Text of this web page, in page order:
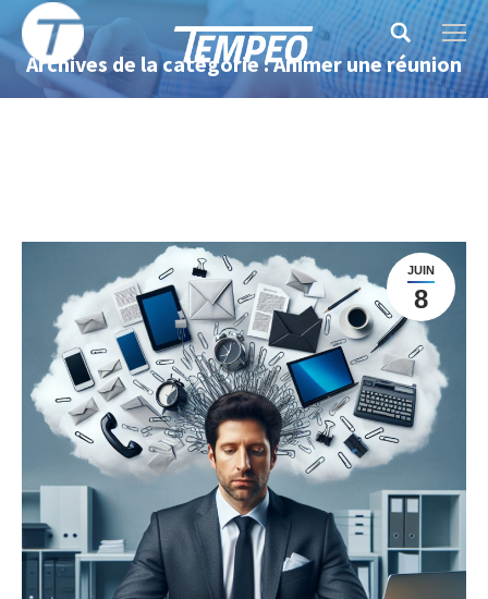
Search:
Archives de la catégorie : Animer une réunion
JUIN
8